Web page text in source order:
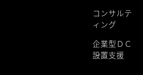
コンサルテ
ィング
企業型ＤＣ
設置支援